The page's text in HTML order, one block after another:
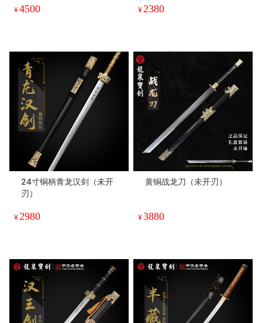
¥4500 ¥ 2380
24寸铜柄青龙汉剑（未开
刃）
¥ 2980
黄铜战龙刀（未开刃）
¥3880